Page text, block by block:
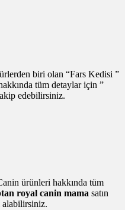
biri olan “Fars Kedisi ”
tüm detaylar için ”
edebilirsiniz.
ürünleri hakkında tüm
royal canin mama satın
alabilirsiniz.